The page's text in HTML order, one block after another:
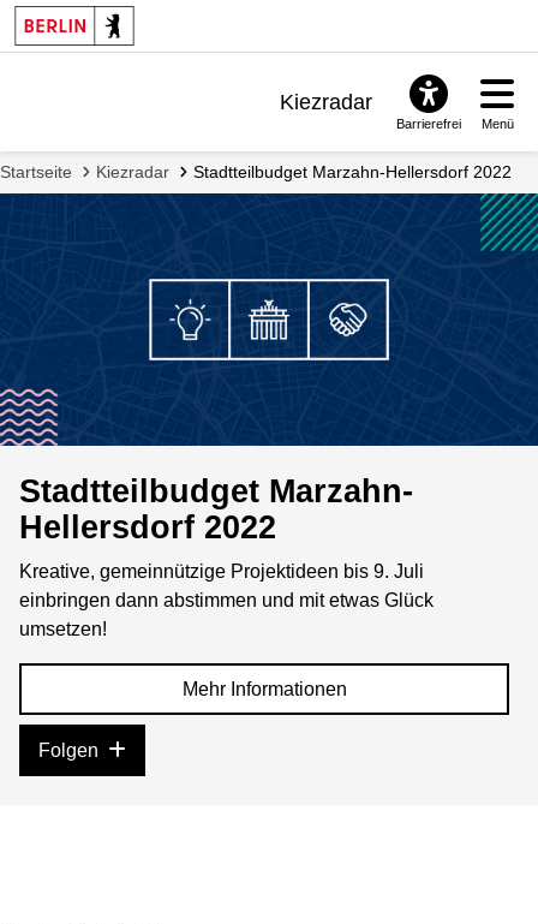
Kiezradar
FAQ & Support
Barrierefrei Menü
Startseite Kiezradar Stadtteilbudget Marzahn-Hellersdorf 2022
Stadtteilbudget Marzahn-
Hellersdorf 2022
Kreative, gemeinnützige Projektideen bis 9. Juli
einbringen dann abstimmen und mit etwas Glück
umsetzen!
Mehr Informationen
Folgen